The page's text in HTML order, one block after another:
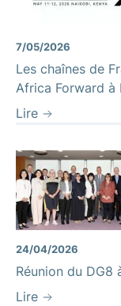
7/05/2026
Les chaînes de
Africa Forward à
Lire
24/04/2026
Réunion du DG8
Lire